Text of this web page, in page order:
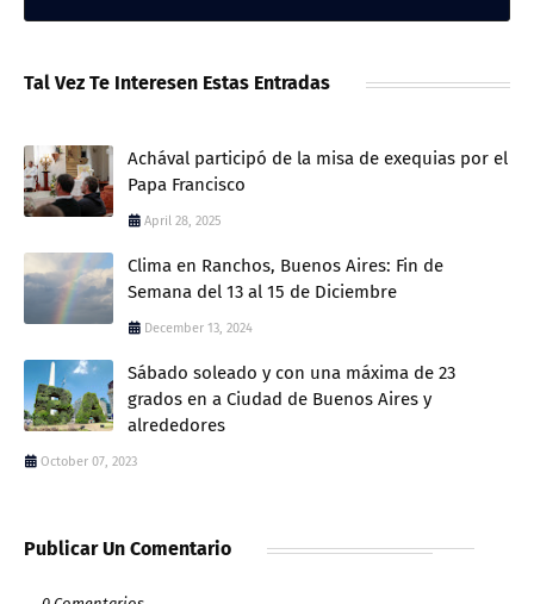
Tal Vez Te Interesen Estas Entradas
Achával participó de la misa de exequias por el
Papa Francisco
April 28, 2025
Clima en Ranchos, Buenos Aires: Fin de
Semana del 13 al 15 de Diciembre
December 13, 2024
Sábado soleado y con una máxima de 23
grados en a Ciudad de Buenos Aires y
alrededores
October 07, 2023
Publicar Un Comentario